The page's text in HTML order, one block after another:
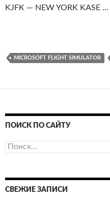
KJFK — NEW YORK KASE …
MICROSOFT FLIGHT SIMULATOR
ПОИСК ПО САЙТУ
Найти:
СВЕЖИЕ ЗАПИСИ